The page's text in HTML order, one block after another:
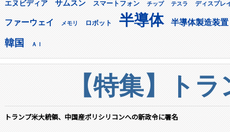
エヌビディア サムスン スマートフォン チップ テスラ ディスプレ
ファーウェイ メモリ ロボット 半導体 半導体製造装置
韓国 ＡＩ
【特集】ト
トランプ米大統領、中国産ポリシリコンへの新政令に署名